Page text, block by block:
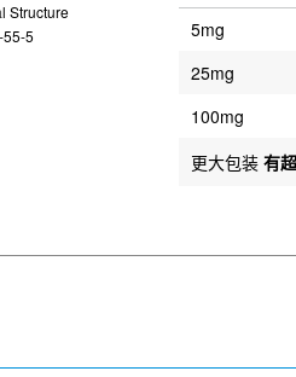
Structure
5
5mg
25mg
100mg
更大包装 有